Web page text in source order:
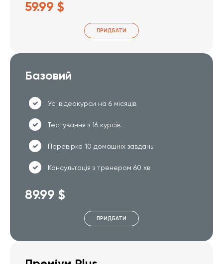
59.99 $
ПРИДБАТИ
Базовий
Усі відеокурси на 6 місяців
Тестування з 16 курсів
Перевірка 10 домашніх завдань
Консультація з тренером 60 хв
89.99 $
ПРИДБАТИ